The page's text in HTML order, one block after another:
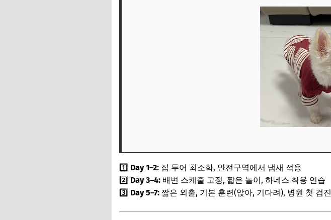
1️⃣ Day 1–2: 집 투어 최소화, 안전구역에서 냄새 적응
2️⃣ Day 3–4: 배변 스케줄 고정, 짧은 놀이, 하네스 착용 연습
3️⃣ Day 5–7: 짧은 외출, 기본 훈련(앉아, 기다려), 병원 첫 검진